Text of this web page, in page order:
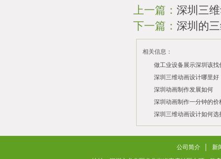
上一篇： 深圳三
下一篇： 深圳的
相关信息：
做工业设备展示深圳该
司？
2026/07/21
深圳三维动画设计哪里好
2026/03/10
深圳动画制作发展如何
2026/03/03
深圳动画制作一分钟的价
2026/02/28
深圳三维动画设计如何选
2026/02/02
公司简介
新